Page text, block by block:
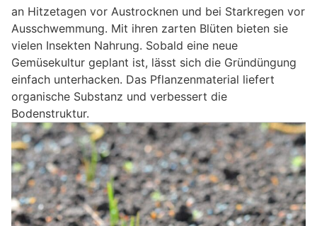
an Hitzetagen vor Austrocknen und bei Starkregen vor
Ausschwemmung. Mit ihren zarten Blüten bieten sie
vielen Insekten Nahrung. Sobald eine neue
Gemüsekultur geplant ist, lässt sich die Gründüngung
einfach unterhacken. Das Pflanzenmaterial liefert
organische Substanz und verbessert die
Bodenstruktur.